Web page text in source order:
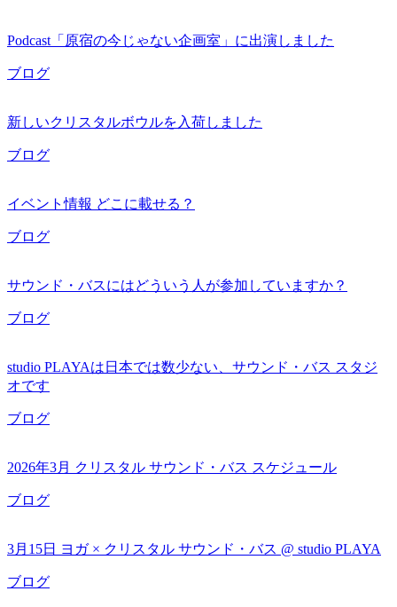
Podcast「原宿の今じゃない企画室」に出演しました
ブログ
新しいクリスタルボウルを入荷しました
ブログ
イベント情報 どこに載せる？
ブログ
サウンド・バスにはどういう人が参加していますか？
ブログ
studio PLAYAは日本では数少ない、サウンド・バス スタジ
オです
ブログ
2026年3月 クリスタル サウンド・バス スケジュール
ブログ
3月15日 ヨガ × クリスタル サウンド・バス @ studio PLAYA
ブログ